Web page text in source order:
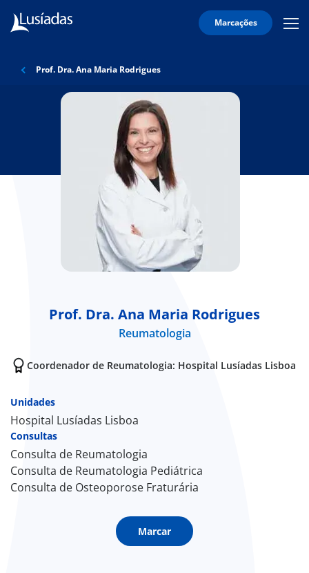
Marcações
Lusíadas
Hospitais
Sport
a nós
Prof. Dra. Ana Maria Rodrigues
Prof. Dra. Ana Maria Rodrigues
Reumatologia
Coordenador de Reumatologia: Hospital Lusíadas Lisboa
Unidades
Hospital Lusíadas Lisboa
Consultas
Consulta de Reumatologia
Consulta de Reumatologia Pediátrica
Consulta de Osteoporose Fraturária
Marcar